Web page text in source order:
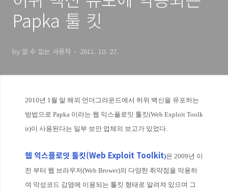
Papka 툴 킷
by 알 수 없는 사용자 2011. 10. 27.
2010년 1월 말 해외 언더그라운드에서 허위 백신을 유포하는
방법으로 Papka 이라는 웹 익스플로잇 툴킷(Web Exploit Toolk
it)이 사용된다는 일부 보안 업체의 보고가 있었다.
웹 익스플로잇 툴킷(Web Exploit Toolkit)은 2009년 이
전 부터 웹 브라우저(Web Brower)의 다양한 취약점을 악용하
여 악성코드 감염에 이용되는 툴킷 형태로 알려져 있으며 그